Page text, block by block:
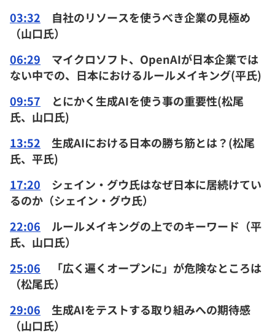
03:32 自社のリソースを使うべき企業の見極め
（山口氏）
06:29 マイクロソフト、OpenAIが日本企業では
ない中での、日本におけるルールメイキング(平氏)
09:57 とにかく生成AIを使う事の重要性(松尾
氏、山口氏)
13:52 生成AIにおける日本の勝ち筋とは？(松尾
氏、平氏)
17:20 シェイン・グウ氏はなぜ日本に居続けてい
るのか（シェイン・グウ氏）
22:06 ルールメイキングの上でのキーワード（平
氏、山口氏）
25:06 「広く遍くオープンに」が危険なところは
（松尾氏）
29:06 生成AIをテストする取り組みへの期待感
（山口氏）